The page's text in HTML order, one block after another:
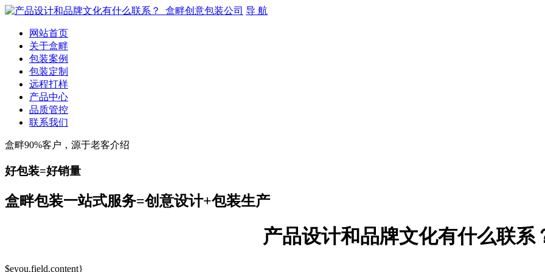
导 航
网站首页
关于盒畔
包装案例
包装定制
远程打样
产品中心
品质管控
联系我们
盒畔90%客户，源于老客介绍
好包装=好销量
盒畔包装一站式服务=创意设计+包装生产
产品设计和品牌文化有什么联系
$eyou.field.content}